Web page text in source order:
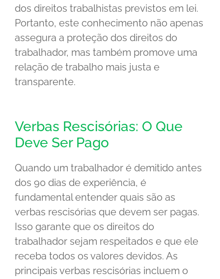
dos direitos trabalhistas previstos em lei.
Portanto, este conhecimento não apenas
assegura a proteção dos direitos do
trabalhador, mas também promove uma
relação de trabalho mais justa e
transparente.
Verbas Rescisórias: O Que
Deve Ser Pago
Quando um trabalhador é demitido antes
dos 90 dias de experiência, é
fundamental entender quais são as
verbas rescisórias que devem ser pagas.
Isso garante que os direitos do
trabalhador sejam respeitados e que ele
receba todos os valores devidos. As
principais verbas rescisórias incluem o